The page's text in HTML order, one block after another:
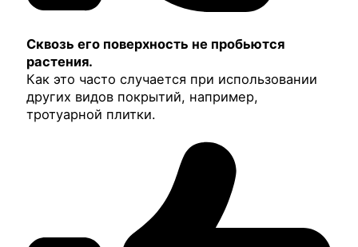
Сквозь его поверхность не пробьются
растения.
Как это часто случается при использовании
других видов покрытий, например,
тротуарной плитки.